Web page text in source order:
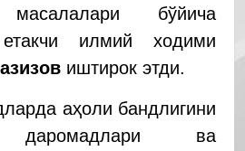
масалалари бўйича
етакчи илмий ходими
иштирок этди.
аҳоли бандлигини
даромадлари ва